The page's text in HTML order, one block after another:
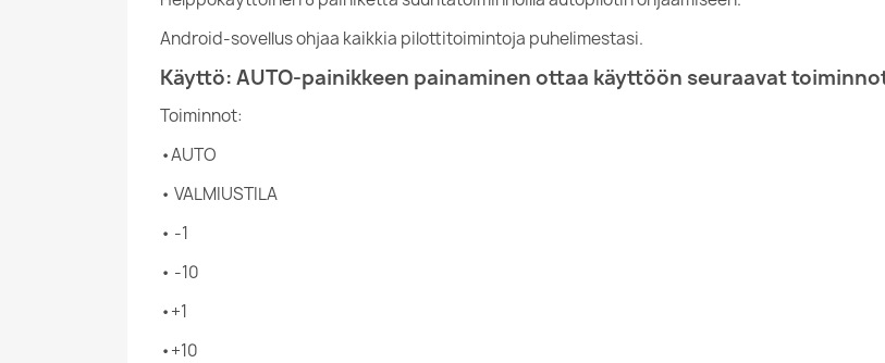
Android-sovellus ohjaa kaikkia pilottitoimintoja puhelimestasi.
Käyttö: AUTO-painikkeen painaminen ottaa käyttöön seuraavat
Toiminnot:
•AUTO
• VALMIUSTILA
• -1
• -10
•+1
•+10